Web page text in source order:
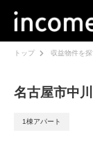
トップ 収益物件を探
名古屋市中
1棟アパート